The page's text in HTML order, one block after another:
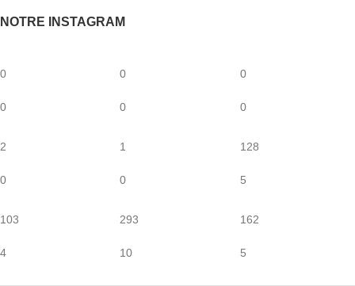
NOTRE INSTAGRAM
0
0
0
0
0
0
2
0
1
0
128
5
103
4
293
10
162
5